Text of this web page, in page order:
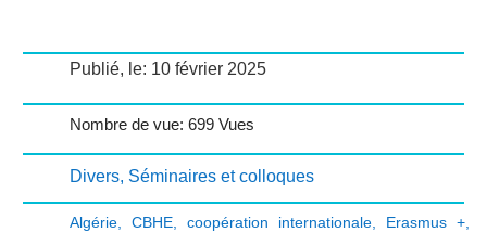
Publié, le: 10 février 2025
Nombre de vue: 699 Vues
Divers, Séminaires et colloques
Algérie, CBHE, coopération internationale, Erasmus +,